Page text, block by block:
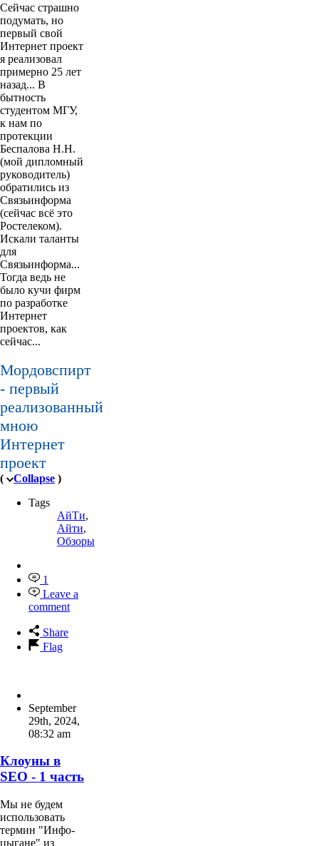
Сейчас страшно
подумать, но
первый свой
Интернет проект
я реализовал
примерно 25 лет
назад... В
бытность
студентом МГУ,
к нам по
протекции
Беспалова Н.Н.
(мой дипломный
руководитель)
обратились из
Связьинформа
(сейчас всё это
Ростелеком).
Искали таланты
для
Связьинформа...
Тогда ведь не
было кучи фирм
по разработке
Интернет
проектов, как
сейчас...
Мордовспирт
- первый
реализованный
мною
Интернет
проект
( Collapse )
Tags
АйТи,
Айти,
Обзоры
1
Leave a
comment
Share
Flag
September
29th, 2024,
08:32 am
Клоуны в
SEO - 1 часть
Мы не будем
использовать
термин "Инфо-
цыгане" из